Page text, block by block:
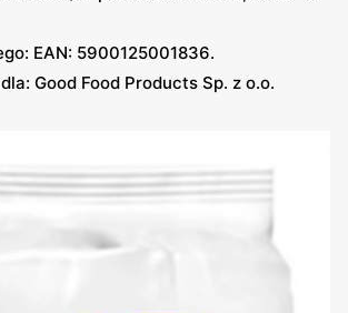
EAN: 5900125001836.
Good Food Products Sp. z o.o.